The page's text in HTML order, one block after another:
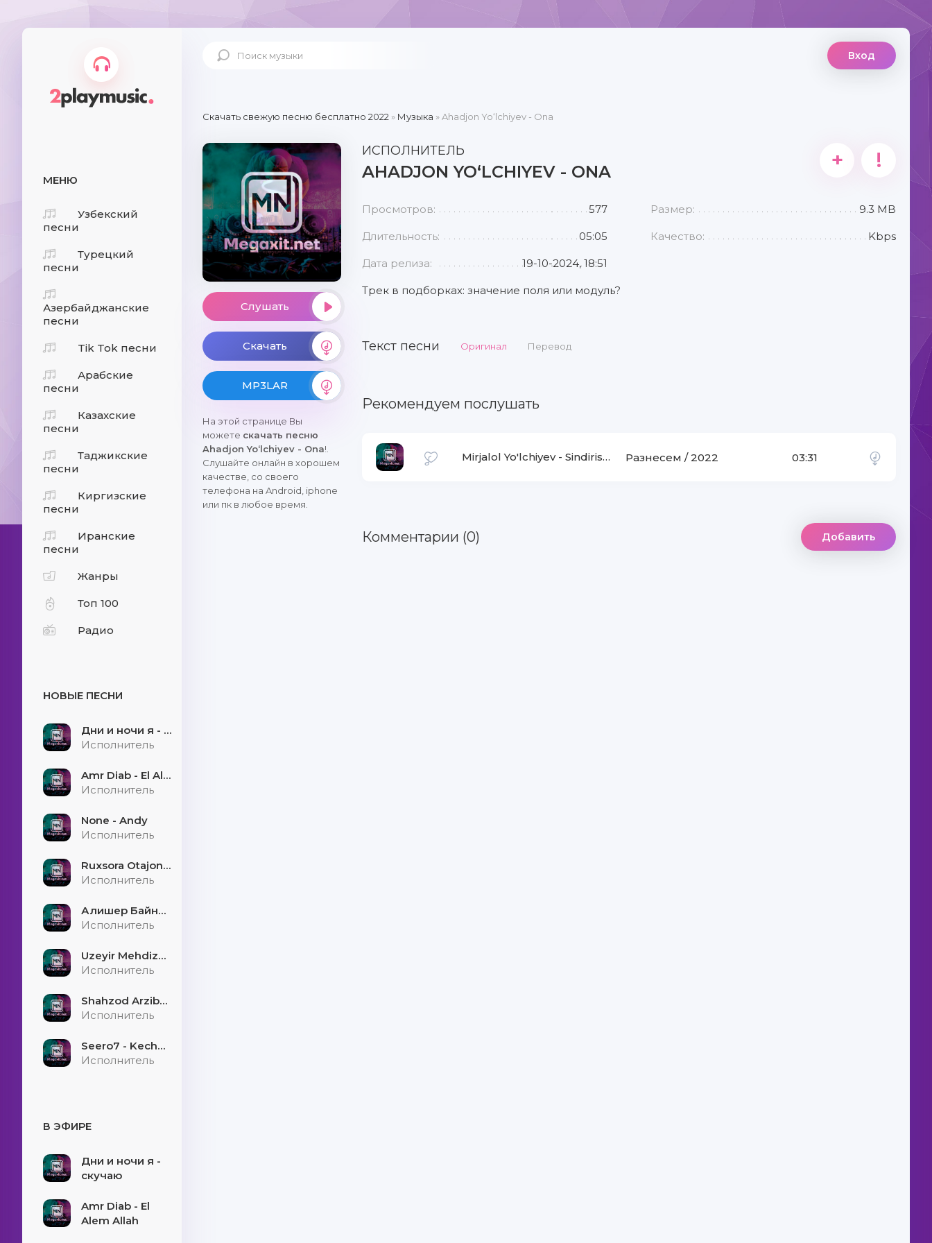
МЕНЮ
Узбекский
песни
Турецкий
песни
Азербайджанские
песни
Tik Tok песни
Арабские
песни
Казахские
песни
Таджикские
песни
Киргизские
песни
Иранские
песни
Жанры
Топ 100
Радио
НОВЫЕ ПЕСНИ
Дни и ночи я - скучаю
Исполнитель
Amr Diab - El Alem Allah
Исполнитель
None - Andy
Исполнитель
Ruxsora Otajonova & Bahrom Davr - Sevgimiz soxtamidi
Исполнитель
Алишер Байниязов - Қарауыллап
Исполнитель
Uzeyir Mehdizade - Hekaye
Исполнитель
Shahzod Arzibayev - Egilmasin yigitni boshi
Исполнитель
Seero7 - Kecholmadim
Исполнитель
В ЭФИРЕ
Дни и ночи я -
скучаю
Amr Diab - El
Alem Allah
Вход
Скачать свежую песню бесплатно 2022 » Музыка » Ahadjon Yo‘lchiyev - Ona
Слушать
Скачать
MP3LAR
На этой странице Вы
можете скачать песню
Ahadjon Yo‘lchiyev - Ona!.
Слушайте онлайн в хорошем
качестве, со своего
телефона на Android, iphone
или пк в любое время.
ИСПОЛНИТЕЛЬ
AHADJON YO‘LCHIYEV - ONA + !
Просмотров: 577 Размер: 9.3 MB
Длительность: 05:05 Качество: Kbps
Дата релиза: 19-10-2024, 18:51
Трек в подборках: значение поля или модуль?
Текст песни Оригинал Перевод
Рекомендуем послушать
Mirjalol Yo'lchiyev- Sindirishga shoshilmang meni Разнесем / 2022 03:31
Комментарии (0) Добавить